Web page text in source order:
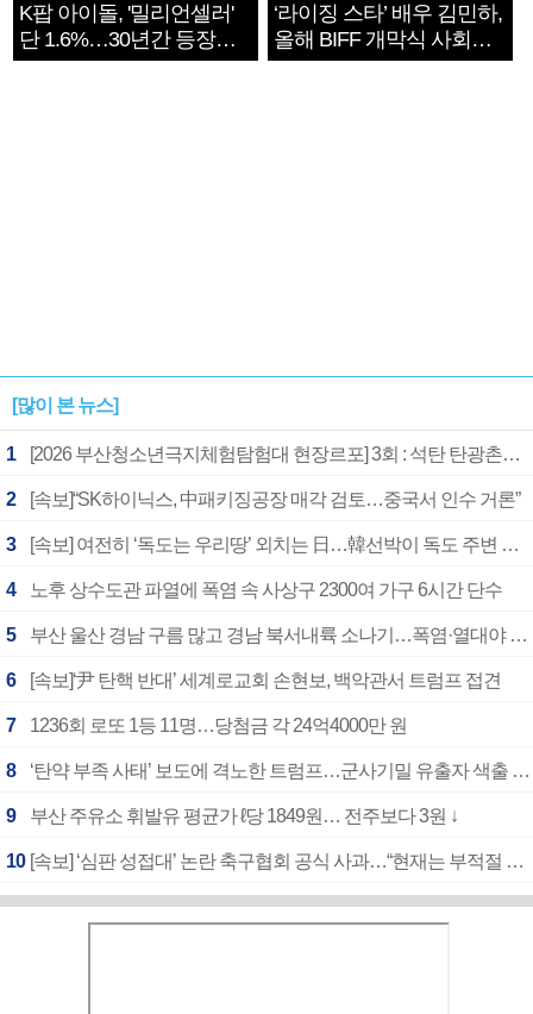
K팝 아이돌, '밀리언셀러'
단 1.6%…30년간 등장
1182개팀 전수조사
‘라이징 스타’ 배우 김민하,
올해 BIFF 개막식 사회자
확정
[많이 본 뉴스]
1 [2026 부산청소년극지체험탐험대 현장르포] 3회 : 석탄 탄광촌에서 북극 연구의 중심지로
2 [속보]“SK하이닉스, 中패키징공장 매각 검토…중국서 인수 거론”
3 [속보] 여전히 ‘독도는 우리땅’ 외치는 日…韓선박이 독도 주변 해양조사 활동하자 반발
4 노후 상수도관 파열에 폭염 속 사상구 2300여 가구 6시간 단수
5 부산 울산 경남 구름 많고 경남 북서내륙 소나기…폭염·열대야 계속
6 [속보]‘尹 탄핵 반대’ 세계로교회 손현보, 백악관서 트럼프 접견
7 1236회 로또 1등 11명…당첨금 각 24억4000만 원
8 ‘탄약 부족 사태’ 보도에 격노한 트럼프…군사기밀 유출자 색출 지시
9 부산 주유소 휘발유 평균가 ℓ당 1849원… 전주보다 3원 ↓
10 [속보] ‘심판 성접대’ 논란 축구협회 공식 사과…“현재는 부적절 행위 없어”